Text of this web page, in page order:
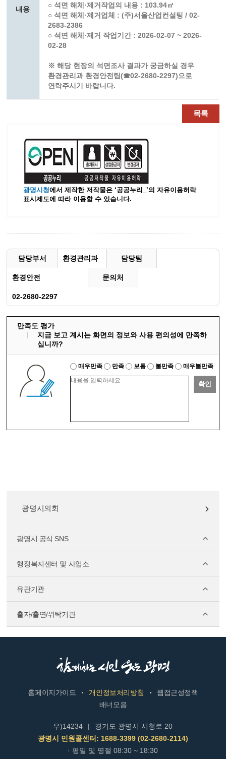
내용
○ 석면 해체·제거작업의 내용 : 103.94㎡
○ 석면 해체·제거업체 : (주)서울산업컨설팅 / 02-
2683-2386
○ 석면 해체·제거 작업기간 : 2026-02-07 ~ 2026-
02-28
※ 해당 현장의 석면조사 결과가 궁금하실 경우
환경관리과 환경안전팀(☎02-2680-2297)으로
연락주시기 바랍니다.
목록
광명시청에서 제작한 저작물은 ‘공공누리_’의 자유이용허락
표시제도에 따라 이용할 수 있습니다.
담당부서 환경관리과 담당팀
환경안전 문의처
02-2680-2297
만족도 평가
지금 보고 계시는 화면의 정보와 사용 편의성에 만족하
십니까?
매우만족 만족 보통 불만족 매우불만족
확인
광명시의회
광명시 공식 SNS
행정복지센터 및 사업소
유관기관
출자/출연/위탁기관
홈페이지가이드 개인정보처리방침
웹접근성정책
배너모음
우)14234 |
경기도 광명시 시청로 20
광명시 민원콜센터: 1688-3399 (02-2680-2114)
· 평일 및 명절 08:30 ~ 18:30